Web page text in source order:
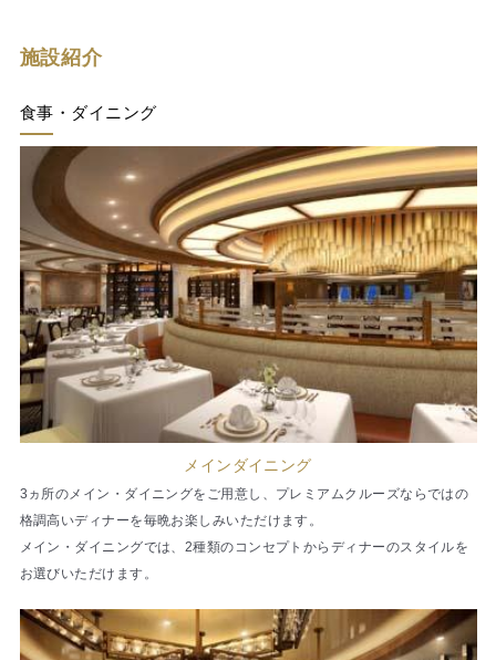
施設紹介
食事・ダイニング
メインダイニング
3ヵ所のメイン・ダイニングをご用意し、プレミアムクルーズならではの
格調高いディナーを毎晩お楽しみいただけます。
メイン・ダイニングでは、2種類のコンセプトからディナーのスタイルを
お選びいただけます。